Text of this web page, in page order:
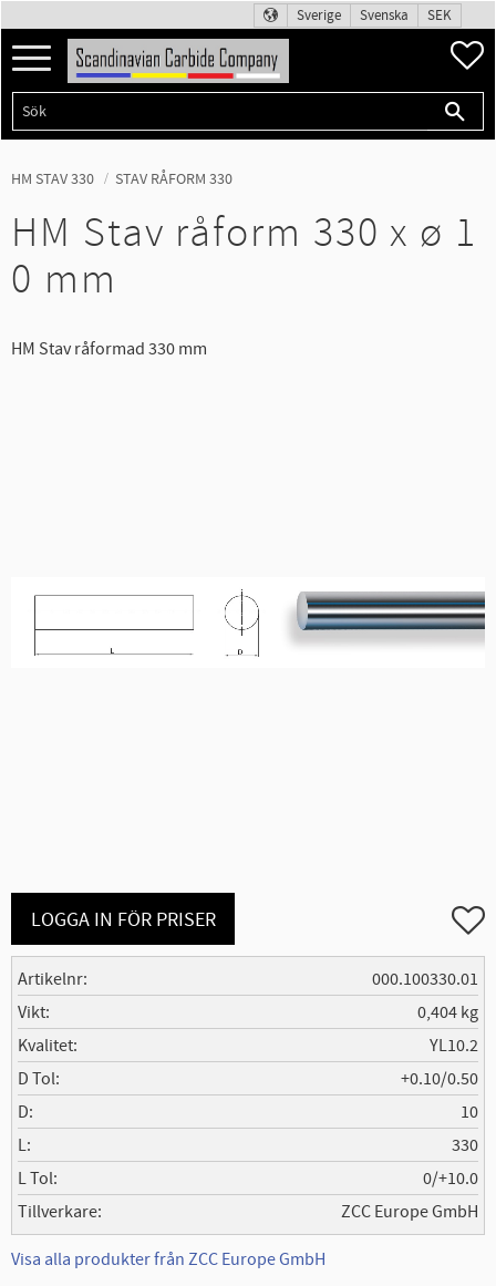
Meny
Sverige Svenska SEK
HM STAV 330 STAV RÅFORM 330
HM Stav råform 330 x ø 1
0 mm
HM Stav råformad 330 mm
LOGGA IN FÖR PRISER Lägg
Artikelnr
000.100330.01
Vikt
0,404 kg
Kvalitet
YL10.2
D Tol
+0.10/0.50
D
10
L
330
L Tol
0/+10.0
Tillverkare
ZCC Europe GmbH
Visa alla produkter från ZCC Europe GmbH